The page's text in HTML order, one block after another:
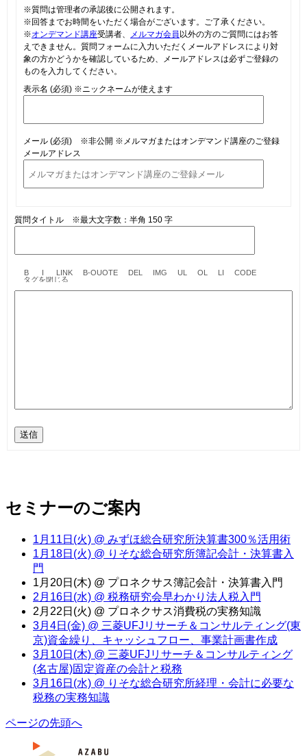
※質問は管理者の承認後に公開されます。
※回答までお時間をいただく場合がございます。ご了承ください。
※オンデマンド講座受講者、 メルマガ会員 以外の方のご質問にはお答
えできません。質問フォームに入力いただくメールアドレスにより対
象の方かどうかを確認しているため、メールアドレスは必ずご登録の
ものを入力してください。
表示名 (必須) ※ニックネームが使えます
メール (必須) ※非公開 ※メルマガまたはオンデマンド講座のご登録
メールアドレス
質問タイトル ※最大文字数：半角 150 字
送信
セミナーのご案内
1月11日(火) @ みずほ総合研究所決算書300％活用術
1月18日(火) @ りそな総合研究所簿記会計・決算書入
門
1月20日(木) @ プロネクサス簿記会計・決算書入門
2月16日(水) @ 税務研究会早わかり法人税入門
2月22日(火) @ プロネクサス消費税の実務知識
3月4日(金) @ 三菱UFJリサーチ＆コンサルティング(東
京)資金繰り、キャッシュフロー、事業計画書作成
3月10日(木) @ 三菱UFJリサーチ＆コンサルティング
(名古屋)固定資産の会計と税務
3月16日(水) @ りそな総合研究所経理・会計に必要な
税務の実務知識
ページの先頭へ